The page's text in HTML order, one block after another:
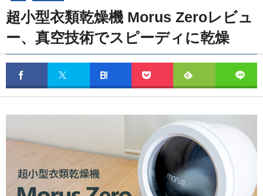
超小型衣類乾燥機 Morus Zeroレビュ
ー、真空技術でスピーディに乾燥